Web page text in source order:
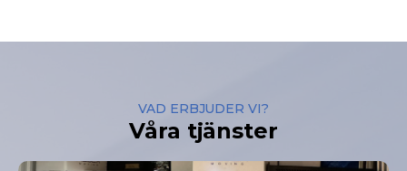
VAD ERBJUDER VI?
Våra tjänster